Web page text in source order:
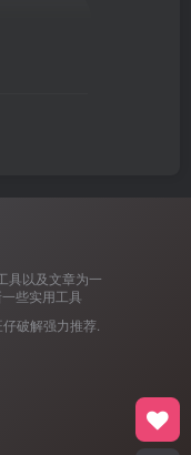
具以及文章为一
些实用工具
仔破解强力推荐.